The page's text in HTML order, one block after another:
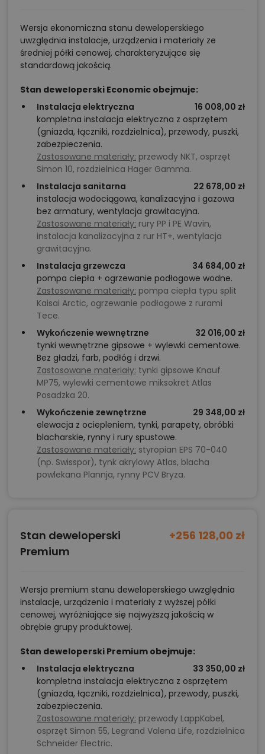
Wersja ekonomiczna stanu deweloperskiego
uwzględnia instalacje, urządzenia i materiały ze
średniej półki cenowej, charakteryzujące się
standardową jakością.
Stan deweloperski Economic obejmuje:
Instalacja elektryczna
16 008,00 zł
kompletna instalacja elektryczna z osprzętem
(gniazda, łączniki, rozdzielnica), przewody, puszki,
zabezpieczenia.
Zastosowane materiały: przewody NKT, osprzęt
Simon 10, rozdzielnica Hager Gamma.
Instalacja sanitarna
22 678,00 zł
instalacja wodociągowa, kanalizacyjna i gazowa
bez armatury, wentylacja grawitacyjna.
Zastosowane materiały: rury PP i PE Wavin,
instalacja kanalizacyjna z rur HT+, wentylacja
grawitacyjna.
Instalacja grzewcza
34 684,00 zł
pompa ciepła + ogrzewanie podłogowe wodne.
Zastosowane materiały: pompa ciepła typu split
Kaisai Arctic, ogrzewanie podłogowe z rurami
Tece.
Wykończenie wewnętrzne
32 016,00 zł
tynki wewnętrzne gipsowe + wylewki cementowe.
Bez gładzi, farb, podłóg i drzwi.
Zastosowane materiały: tynki gipsowe Knauf
MP75, wylewki cementowe miksokret Atlas
Posadzka 20.
Wykończenie zewnętrzne
29 348,00 zł
elewacja z ociepleniem, tynki, parapety, obróbki
blacharskie, rynny i rury spustowe.
Zastosowane materiały: styropian EPS 70-040
(np. Swisspor), tynk akrylowy Atlas, blacha
powlekana Plannja, rynny PCV Bryza.
Stan deweloperski
Premium
+256 128,00 zł
Wersja premium stanu deweloperskiego uwzględnia
instalacje, urządzenia i materiały z wyższej półki
cenowej, wyróżniające się najwyższą jakością w
obrębie grupy produktowej.
Stan deweloperski Premium obejmuje:
Instalacja elektryczna
33 350,00 zł
kompletna instalacja elektryczna z osprzętem
(gniazda, łączniki, rozdzielnica), przewody, puszki,
zabezpieczenia.
Zastosowane materiały: przewody LappKabel,
osprzęt Simon 55, Legrand Valena Life, rozdzielnica
Schneider Electric.